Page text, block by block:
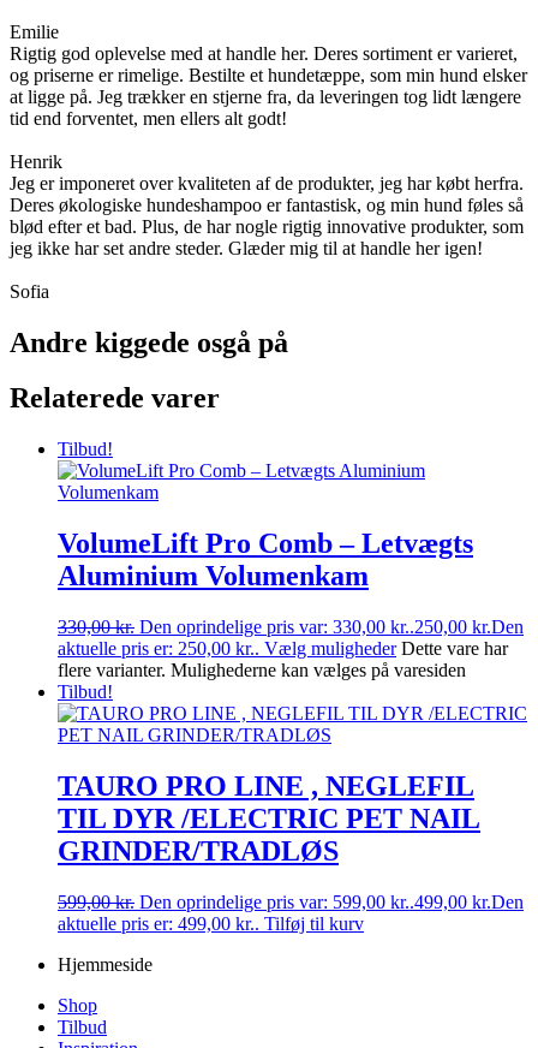
Emilie
Rigtig god oplevelse med at handle her. Deres sortiment er varieret,
og priserne er rimelige. Bestilte et hundetæppe, som min hund elsker
at ligge på. Jeg trækker en stjerne fra, da leveringen tog lidt længere
tid end forventet, men ellers alt godt!
Henrik
Jeg er imponeret over kvaliteten af de produkter, jeg har købt herfra.
Deres økologiske hundeshampoo er fantastisk, og min hund føles så
blød efter et bad. Plus, de har nogle rigtig innovative produkter, som
jeg ikke har set andre steder. Glæder mig til at handle her igen!
Sofia
Andre kiggede osgå på
Relaterede varer
Tilbud!
VolumeLift Pro Comb – Letvægts
Aluminium Volumenkam
330,00kr. Den oprindelige pris var: 330,00 kr..250,00 kr.Den
aktuelle pris er: 250,00 kr.. Vælg muligheder Dette vare har
flere varianter. Mulighederne kan vælges på varesiden
Tilbud!
TAURO PRO LINE , NEGLEFIL
TIL DYR /ELECTRIC PET NAIL
GRINDER/TRADLØS
599,00kr. Den oprindelige pris var: 599,00 kr..499,00 kr.Den
aktuelle pris er: 499,00 kr.. Tilføj til kurv
Hjemmeside
Shop
Tilbud